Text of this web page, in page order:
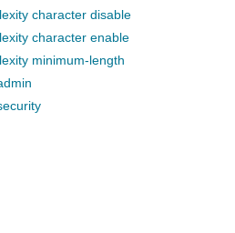
character disable
character enable
minimum-length